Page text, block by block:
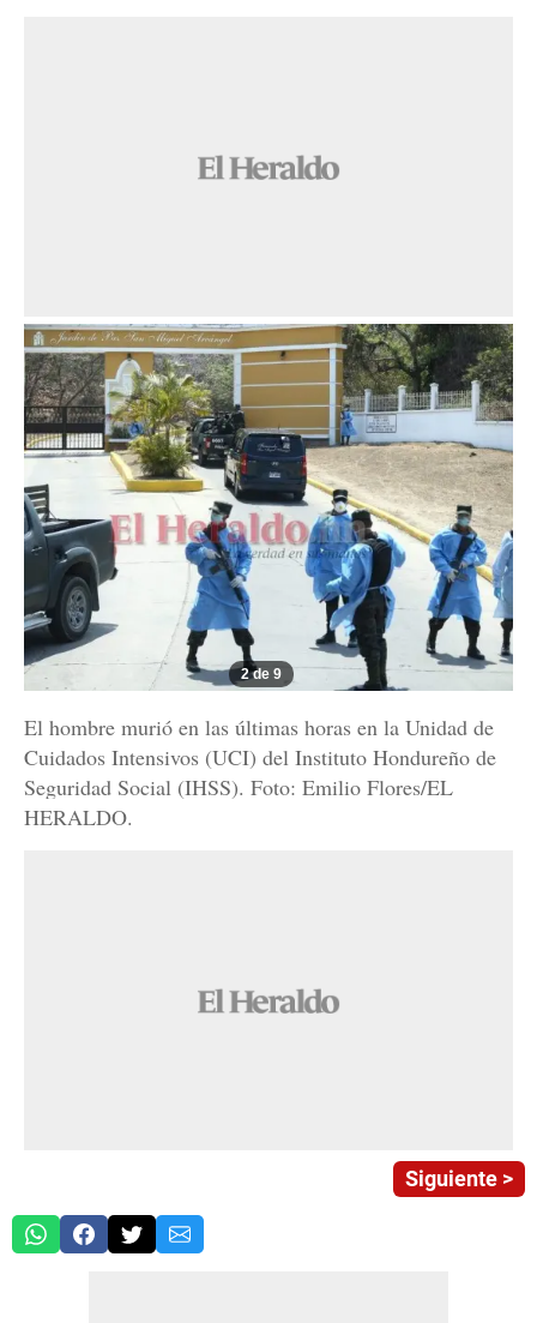
2 de 9
El hombre murió en las últimas horas en la Unidad de
Cuidados Intensivos (UCI) del Instituto Hondureño de
Seguridad Social (IHSS). Foto: Emilio Flores/EL
HERALDO.
Siguiente >